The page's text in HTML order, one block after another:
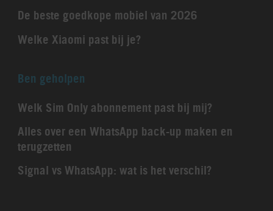
De beste goedkope mobiel van 2026
Welke Xiaomi past bij je?
Ben geholpen
Welk Sim Only abonnement past bij mij?
Alles over een WhatsApp back-up maken en
terugzetten
Signal vs WhatsApp: wat is het verschil?